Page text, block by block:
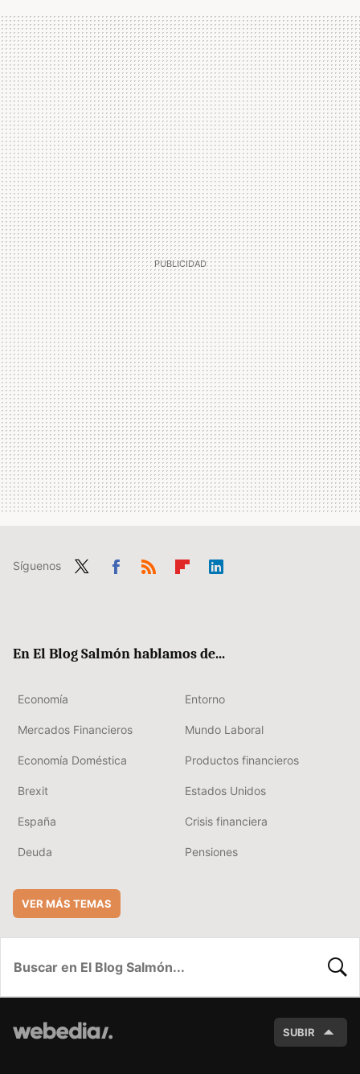
Síguenos
En El Blog Salmón hablamos de...
Economía Entorno
Mercados Financieros Mundo Laboral
Economía Doméstica Productos financieros
Brexit Estados Unidos
España Crisis financiera
Deuda Pensiones
VER MÁS TEMAS
SUBIR